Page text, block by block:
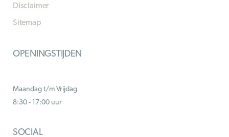
Disclaimer
Sitemap
OPENINGSTIJDEN
Maandag t/m Vrijdag
8:30 - 17:00 uur
SOCIAL